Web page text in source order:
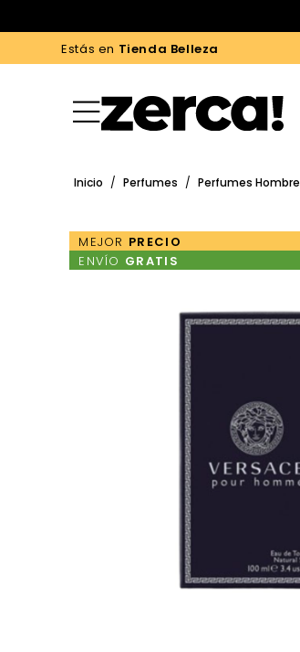
Estás en Tienda Belleza
Inicio / Perfumes / Perfumes Hombre
MEJOR PRECIO
ENVÍO GRATIS